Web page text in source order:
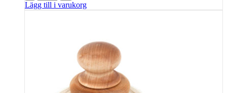
Lägg till i varukorg